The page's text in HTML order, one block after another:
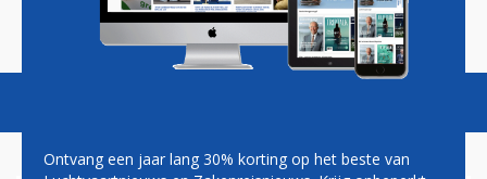
Magazine Podcasts Vacatures
Ontvang een jaar lang 30% korting op het beste van